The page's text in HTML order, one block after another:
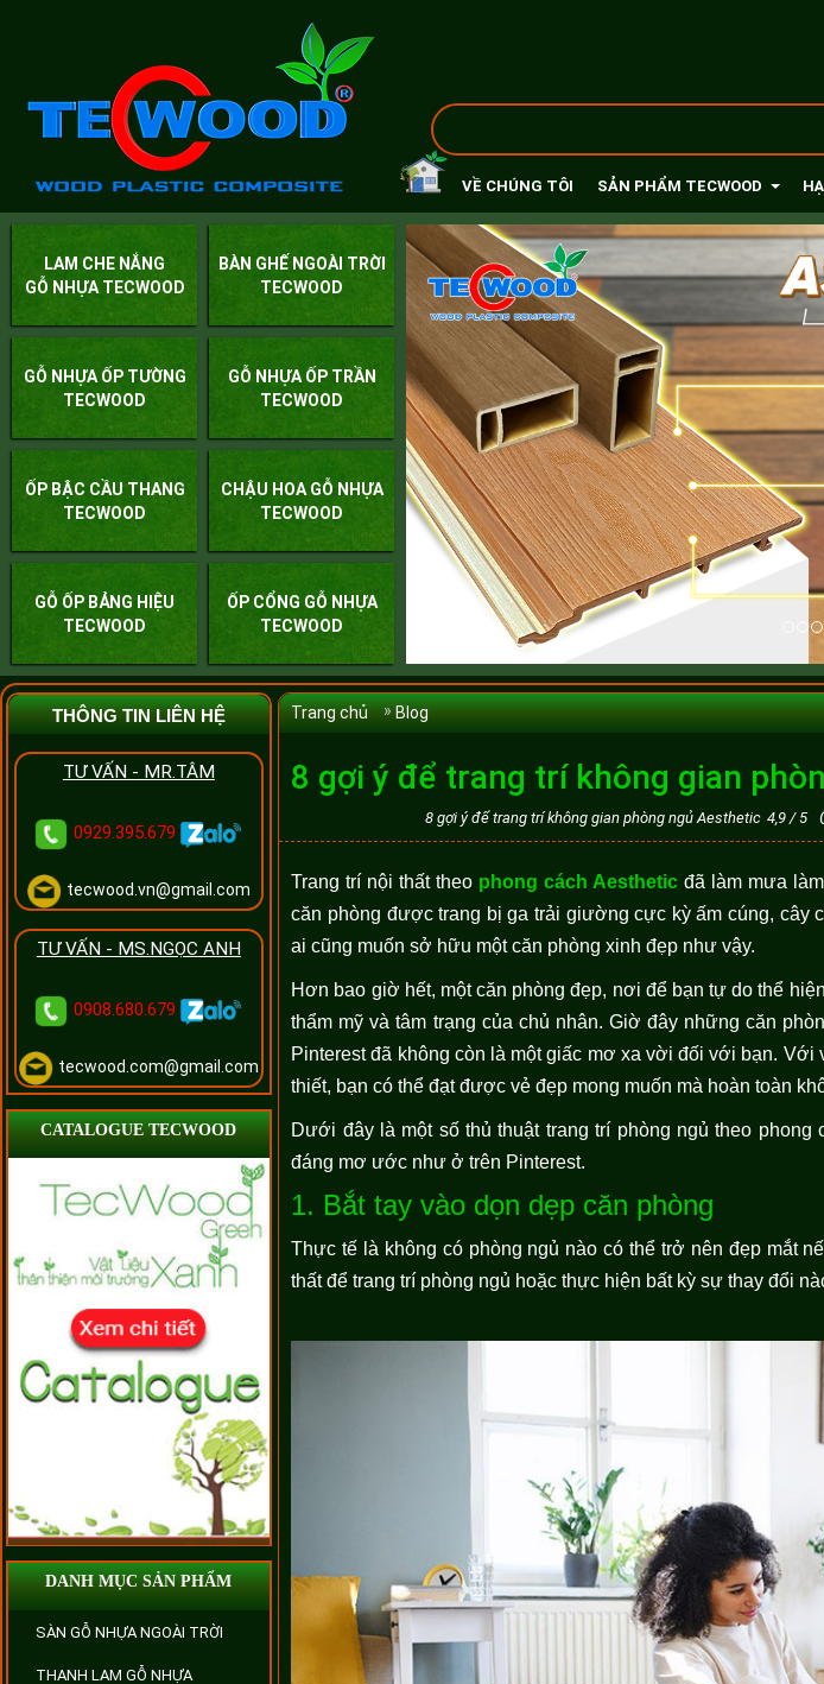
VỀ CHÚNG TÔI SẢN PHẨM TECWOOD
LAM CHE NẮNG
GỖ NHỰA TECWOOD
BÀN GHẾ NGOÀI TRỜI
TECWOOD
GỖ NHỰA ỐP TƯỜNG
TECWOOD
GỖ NHỰA ỐP TRẦN
TECWOOD
ỐP BẬC CẦU THANG
TECWOOD
CHẬU HOA GỖ NHỰA
TECWOOD
GỖ ỐP BẢNG HIỆU
TECWOOD
ỐP CỔNG GỖ NHỰA
TECWOOD
THÔNG TIN LIÊN HỆ
TƯ VẤN - MR.TÂM
0929.395.679
tecwood.vn@gmail.com
TƯ VẤN - MS.NGỌC ANH
0908.680.679
tecwood.com@gmail.com
CATALOGUE TECWOOD
DANH MỤC SẢN PHẨM
SÀN GỖ NHỰA NGOÀI TRỜI
THANH LAM GỖ NHỰA
Trang chủ Blog
8 gợi ý để trang trí không gian
8 gợi ý để trang trí không gian phòng ngủ Aesthetic 4,9 /5
Trang trí nội thất theo phong cách Aesthetic đã làm mưa
căn phòng được trang bị ga trải giường cực kỳ ấm cúng, cây
ai cũng muốn sở hữu một căn phòng xinh đẹp như vậy.
Hơn bao giờ hết, một căn phòng đẹp, nơi để bạn tự do thể
thẩm mỹ và tâm trạng của chủ nhân. Giờ đây những căn
Pinterest đã không còn là một giấc mơ xa vời đối với bạn.
thiết, bạn có thể đạt được vẻ đẹp mong muốn mà hoàn toàn
Dưới đây là một số thủ thuật trang trí phòng ngủ theo
đáng mơ ước như ở trên Pinterest.
1. Bắt tay vào dọn dẹp căn phòng
Thực tế là không có phòng ngủ nào có thể trở nên đẹp mắt
thất để trang trí phòng ngủ hoặc thực hiện bất kỳ sự thay đổi